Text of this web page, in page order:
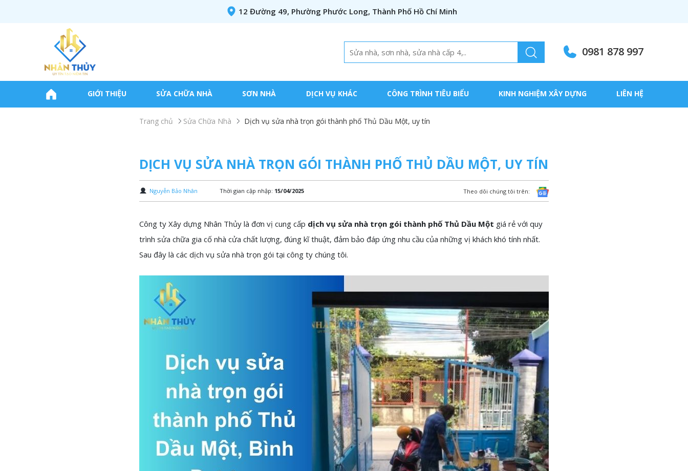
12 Đường 49, Phường Phước Long, Thành Phố Hồ Chí Minh
0981 878 997
GIỚI THIỆU SỬA CHỮA NHÀ SƠN NHÀ DỊCH VỤ KHÁC CÔNG TRÌNH TIÊU BIỂU KINH NGHIỆM XÂY DỰNG LIÊN HỆ
Trang chủ Sửa Chữa Nhà Dịch vụ sửa nhà trọn gói thành phố Thủ Dầu Một, uy tín
DỊCH VỤ SỬA NHÀ TRỌN GÓI THÀNH PHỐ THỦ DẦU MỘT, UY TÍN
Nguyễn Bảo Nhân Thời gian cập nhập: 15/04/2025 Theo dõi chúng tôi trên:
Công ty Xây dựng Nhân Thủy là đơn vị cung cấp dịch vụ sửa nhà trọn gói thành phố Thủ Dầu Một giá rẻ với quy
trình sửa chữa gia cố nhà cửa chất lượng, đúng kĩ thuật, đảm bảo đáp ứng nhu cầu của những vị khách khó tính nhất.
Sau đây là các dịch vụ sửa nhà trọn gói tại công ty chúng tôi.